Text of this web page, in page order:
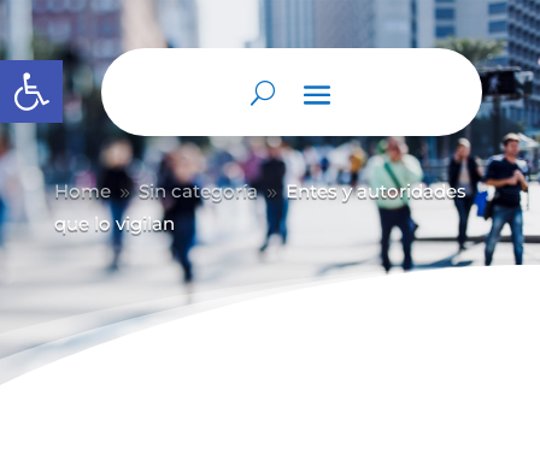
Abrir barra de herramientas
Home 9 Sin categoría 9 Entes y autoridades
que lo vigilan